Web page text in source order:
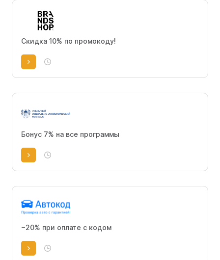
Скидка 10% по промокоду!
Бонус 7% на все программы
−20% при оплате с кодом